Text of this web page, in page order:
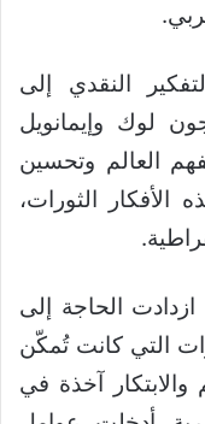
النقدي إلى
لوك وإيمانويل
العالم وتحسين
الأفكار الثورات،
ازدادت الحاجة إلى
التي كانت تُمكّن
آخذة في